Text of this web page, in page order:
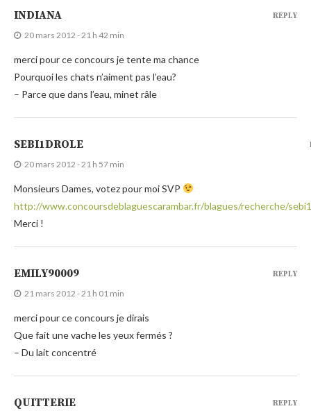
INDIANA
20 mars 2012 - 21 h 42 min
merci pour ce concours je tente ma chance
Pourquoi les chats n’aiment pas l’eau?
– Parce que dans l’eau, minet râle
REPLY
SEBI1DROLE
20 mars 2012 - 21 h 57 min
Monsieurs Dames, votez pour moi SVP
http://www.concoursdeblaguescarambar.fr/blagues/recherche/
Merci !
EMILY90009
21 mars 2012 - 21 h 01 min
merci pour ce concours je dirais
Que fait une vache les yeux fermés ?
– Du lait concentré
REPLY
QUITTERIE REPLY